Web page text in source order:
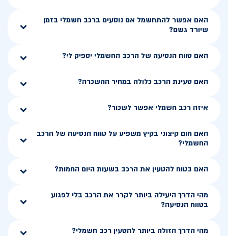
האם אפשר להתחשמל אם נוסעים ברכב חשמלי בזמן
שיורד גשם?
האם טווח הנסיעה של הרכב החשמלי יספיק לי?
האם טעינת הרכב כלולה במחיר ההשכרה?
איזה רכב חשמלי אפשר לשכור?
האם חום קיצוני בקיץ משפיע על טווח הנסיעה של הרכב
החשמלי?
האם בטוח להטעין את הרכב בשעות היום החמות?
מהי הדרך היעילה ביותר לקרר את הרכב בלי לפגוע
בטווח הנסיעה?
מהי הדרך הזולה ביותר להטעין רכב חשמלי?